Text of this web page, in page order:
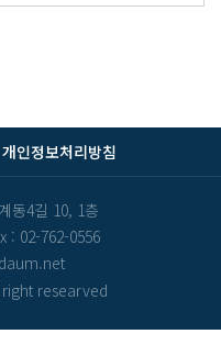
개인정보처리방침
동4길 10, 1층
: 02-762-0556
researved